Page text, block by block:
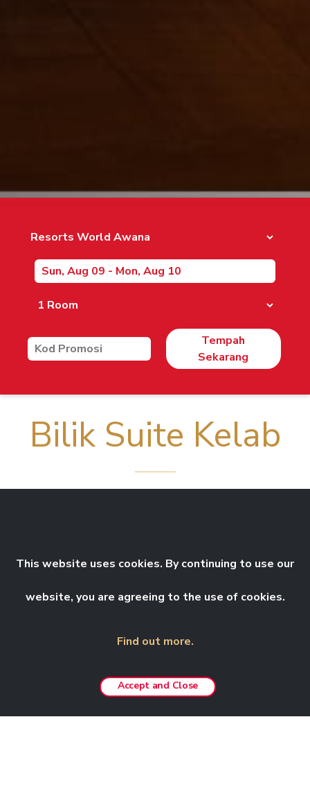
Tempah
Sekarang
Bilik Suite Kelab
This website uses cookies. By continuing to use our
website, you are agreeing to the use of cookies.
Find out more.
Accept and Close